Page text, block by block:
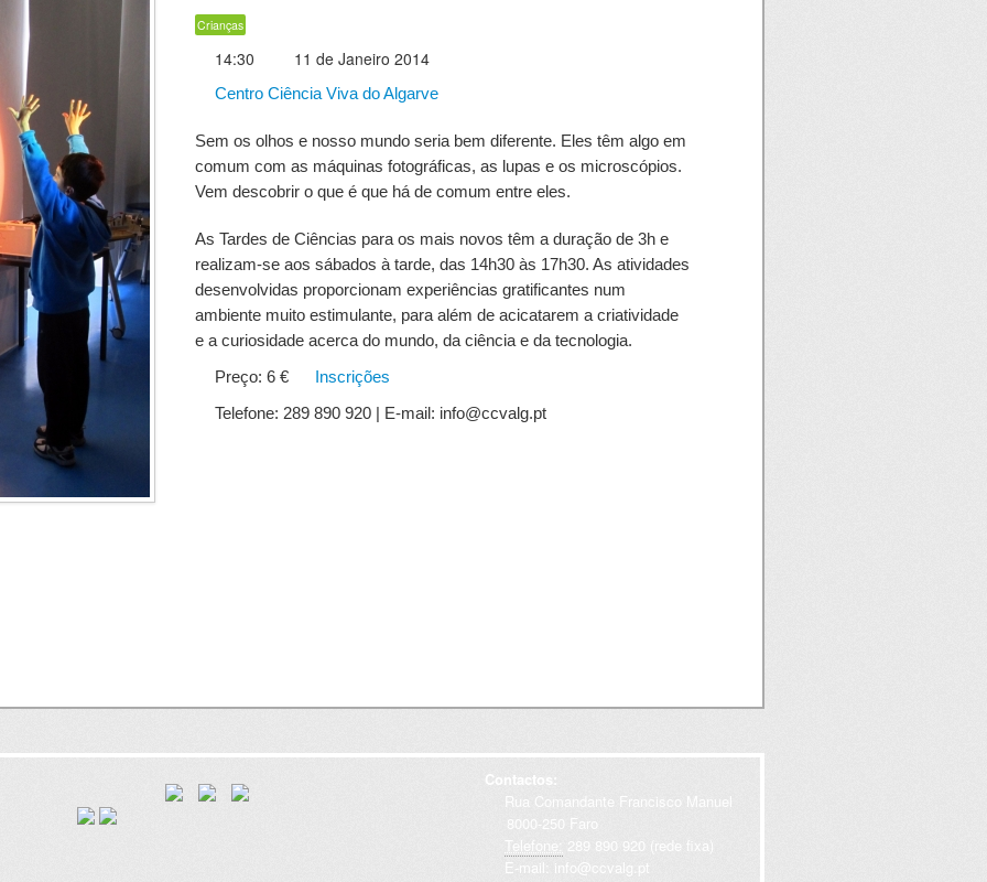
Crianças
14:30 11 de Janeiro 2014
Centro Ciência Viva do Algarve
Sem os olhos e nosso mundo seria bem diferente. Eles têm algo em
comum com as máquinas fotográficas, as lupas e os microscópios.
Vem descobrir o que é que há de comum entre eles.
As Tardes de Ciências para os mais novos têm a duração de 3h e
realizam-se aos sábados à tarde, das 14h30 às 17h30. As atividades
desenvolvidas proporcionam experiências gratificantes num
ambiente muito estimulante, para além de acicatarem a criatividade
e a curiosidade acerca do mundo, da ciência e da tecnologia.
Preço: 6 €
Inscrições
Telefone: 289 890 920 | E-mail: info@ccvalg.pt
Contactos:
Rua Comandante Francisco Manuel
8000-250 Faro
Telefone: 289 890 920 (rede fixa)
E-mail: info@ccvalg.pt